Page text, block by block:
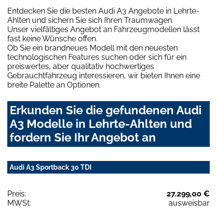
Entdecken Sie die besten Audi A3 Angebote in Lehrte-
Ahlten und sichern Sie sich Ihren Traumwagen.
Unser vielfältiges Angebot an Fahrzeugmodellen lässt
fast keine Wünsche offen.
Ob Sie ein brandneues Modell mit den neuesten
technologischen Features suchen oder sich für ein
preiswertes, aber qualitativ hochwertiges
Gebrauchtfahrzeug interessieren, wir bieten Ihnen eine
breite Palette an Optionen.
Erkunden Sie die gefundenen Audi
A3 Modelle in Lehrte-Ahlten und
fordern Sie Ihr Angebot an
Audi A3 Sportback 30 TDI
Preis:
27.299,00 €
MWSt:
ausweisbar